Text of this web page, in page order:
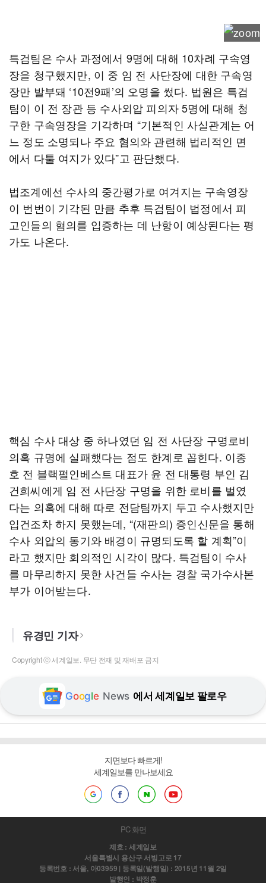
특검팀은 수사 과정에서 9명에 대해 10차례 구속영
장을 청구했지만, 이 중 임 전 사단장에 대한 구속영
장만 발부돼 ‘10전9패’의 오명을 썼다. 법원은 특검
팀이 이 전 장관 등 수사외압 피의자 5명에 대해 청
구한 구속영장을 기각하며 “기본적인 사실관계는 어
느 정도 소명되나 주요 혐의와 관련해 법리적인 면
에서 다툴 여지가 있다”고 판단했다.
법조계에선 수사의 중간평가로 여겨지는 구속영장
이 번번이 기각된 만큼 추후 특검팀이 법정에서 피
고인들의 혐의를 입증하는 데 난항이 예상된다는 평
가도 나온다.
핵심 수사 대상 중 하나였던 임 전 사단장 구명로비
의혹 규명에 실패했다는 점도 한계로 꼽힌다. 이종
호 전 블랙펄인베스트 대표가 윤 전 대통령 부인 김
건희씨에게 임 전 사단장 구명을 위한 로비를 벌였
다는 의혹에 대해 따로 전담팀까지 두고 수사했지만
입건조차 하지 못했는데, “(재판의) 증인신문을 통해
수사 외압의 동기와 배경이 규명되도록 할 계획”이
라고 했지만 회의적인 시각이 많다. 특검팀이 수사
를 마무리하지 못한 사건들 수사는 경찰 국가수사본
부가 이어받는다.
유경민 기자
Copyright ⓒ 세계일보. 무단 전재 및 재배포 금지
Google News 에서 세계일보 팔로우
지면보다 빠르게!
세계일보를 만나보세요
PC 화면
제호 : 세계일보
서울특별시 용산구 서빙고로 17
등록번호 : 서울, 아03959 | 등록일(발행일) : 2015년 11월 2일
발행인 : 박정훈